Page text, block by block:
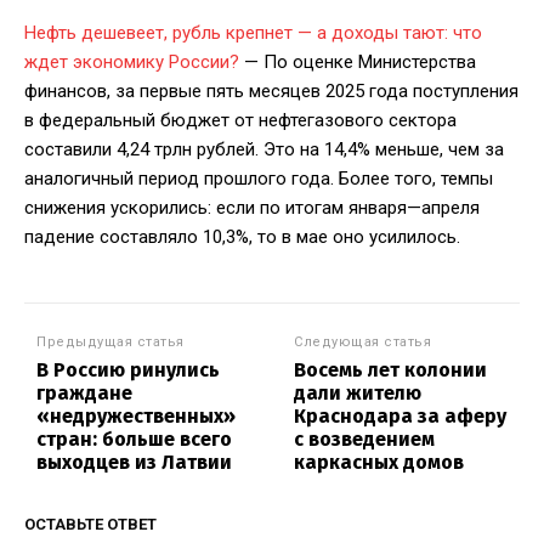
Нефть дешевеет, рубль крепнет — а доходы тают: что
ждет экономику России? — По оценке Министерства
финансов, за первые пять месяцев 2025 года поступления
в федеральный бюджет от нефтегазового сектора
составили 4,24 трлн рублей. Это на 14,4% меньше, чем за
аналогичный период прошлого года. Более того, темпы
снижения ускорились: если по итогам января—апреля
падение составляло 10,3%, то в мае оно усилилось.
Предыдущая статья
В Россию ринулись
граждане
«недружественных»
стран: больше всего
выходцев из Латвии
Следующая статья
Восемь лет колонии
дали жителю
Краснодара за аферу
с возведением
каркасных домов
ОСТАВЬТЕ ОТВЕТ